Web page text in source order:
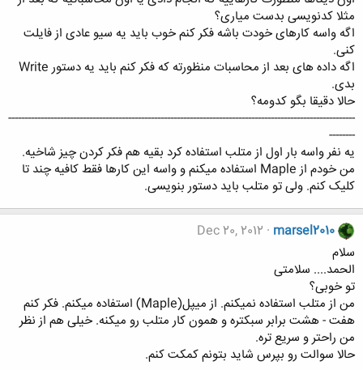
مثلا کدنویسی بدست میاری؟
اگه واسه کارهای خودت باشه فکر کنم خوب باید یه سیو عادی از فایلت
کنی.
اگه داده های بعد از محاسبات منظورته که فکر کنم باید یه دستور Write
بدی.
حالا دقیقا بگو کدومه؟
-----------------------------------------------------------------------------------------------------------
--------
یه نفر واسه بار اول از متلب استفاده کرد بقیه هم فکر کردن چیز شاخیه.
من خودم از Maple استفاده میکنم و واسه این کارها فقط کافیه چند تا
کلیک کنم. ولی تو متلب باید دستور بنویسی.
marsel2010
Dec 20, 2012
سلام
الحمد.... سلامتی
تو خوبی؟
من از متلب استفاده نمیکنم. از میپل(Maple) استفاده میکنم. فکر کنم
هفت - هشت برابر سبکتره و همون کار متلب رو میکنه. خیلی هم از نظر
من راحتر و سریع تره.
حالا سوالت رو بپرس شاید بتونم کمکت کنم.